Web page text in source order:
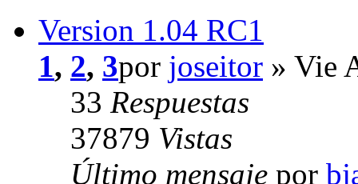
Version 1.04 RC1
1, 2, 3por joseitor » Vie
33 Respuestas
37879 Vistas
Último mensaje por